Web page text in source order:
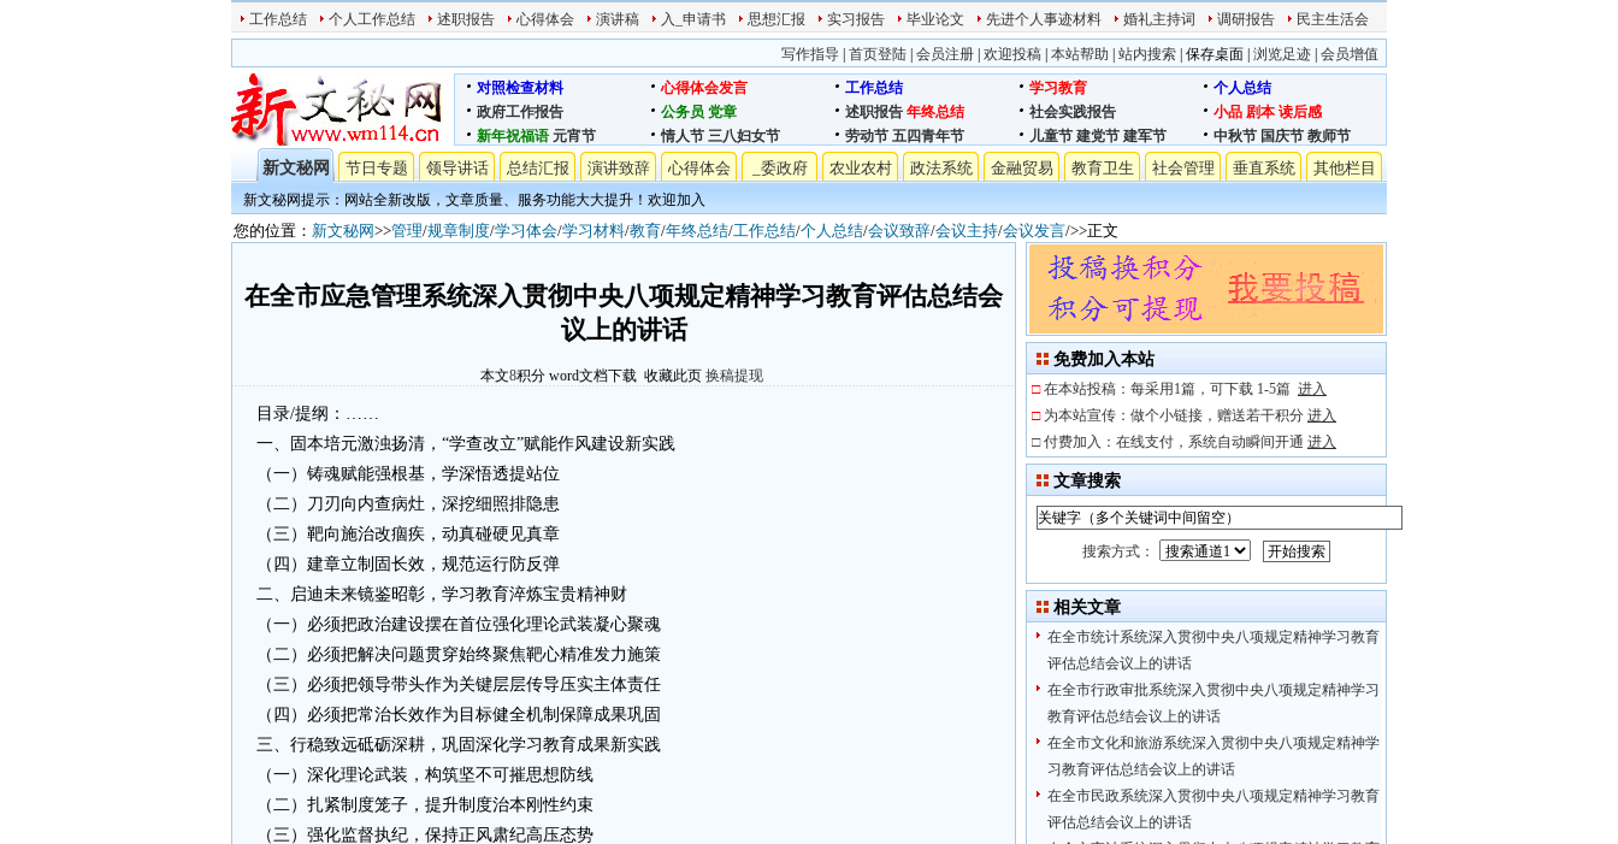
工作总结 个人工作总结 述职报告 心得体会 演讲稿 入_申请书 思想汇报 实习报告 毕业论文 先进个人事迹材料 婚礼主持词 调研报告 民主生活会
写作指导 首页登陆 会员注册 欢迎投稿 本站帮助 站内搜索 保存桌面 浏览足迹 会员增值
对照检查材料
心得体会发言 工作总结 学习教育
个人总结
政府工作报告
公务员 党章 述职报告 年终总结 社会实践报告 小品 剧本 读后感
新年祝福语 元宵节 情人节 三八妇女节 劳动节 五四青年节 儿童节 建党节 建军节 中秋节 国庆节 教师节
新文秘网 节日专题 领导讲话 总结汇报 演讲致辞 心得体会 _委政府 农业农村 政法系统 金融贸易 教育卫生 社会管理 垂直系统 其他栏目
新文秘网提示：网站全新改版，文章质量、服务功能大大提升！欢迎加入
您的位置： 新文秘网>>管理/规章制度/学习体会/学习材料/教育/年终总结/工作总结/个人总结/会议致辞/会议主持/会议发言/>>正文
在全市应急管理系统深入贯彻中央八项规定精神学习教育评估总结会
议上的讲话
本文8积分 word文档下载 收藏此页 换稿提现
目录/提纲：……
一、固本培元激浊扬清，“学查改立”赋能作风建设新实践
（一）铸魂赋能强根基，学深悟透提站位
（二）刀刃向内查病灶，深挖细照排隐患
（三）靶向施治改痼疾，动真碰硬见真章
（四）建章立制固长效，规范运行防反弹
二、启迪未来镜鉴昭彰，学习教育淬炼宝贵精神财
（一）必须把政治建设摆在首位强化理论武装凝心聚魂
（二）必须把解决问题贯穿始终聚焦靶心精准发力施策
（三）必须把领导带头作为关键层层传导压实主体责任
（四）必须把常治长效作为目标健全机制保障成果巩固
三、行稳致远砥砺深耕，巩固深化学习教育成果新实践
（一）深化理论武装，构筑坚不可摧思想防线
（二）扎紧制度笼子，提升制度治本刚性约束
（三）强化监督执纪，保持正风肃纪高压态势
免费加入本站
□ 在本站投稿：每采用1篇，可下载 1-5篇 进入
□ 为本站宣传：做个小链接，赠送若干积分 进入
□ 付费加入：在线支付，系统自动瞬间开通 进入
文章搜索
搜索方式：
相关文章
在全市统计系统深入贯彻中央八项规定精神学习教育
评估总结会议上的讲话
在全市行政审批系统深入贯彻中央八项规定精神学习
教育评估总结会议上的讲话
在全市文化和旅游系统深入贯彻中央八项规定精神学
习教育评估总结会议上的讲话
在全市民政系统深入贯彻中央八项规定精神学习教育
评估总结会议上的讲话